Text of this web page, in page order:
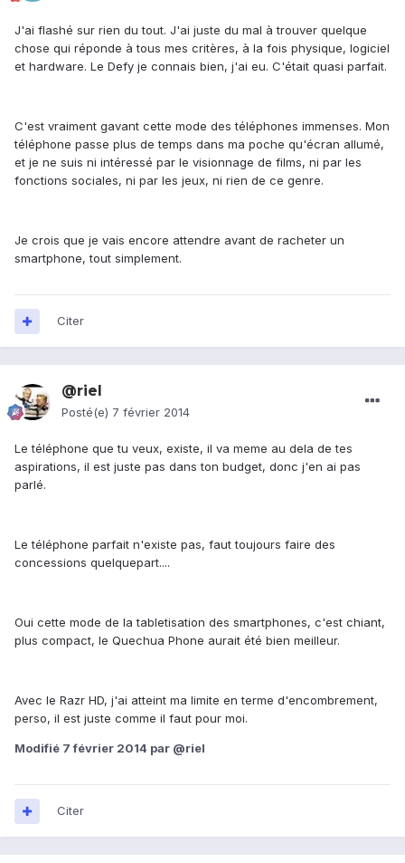
J'ai flashé sur rien du tout. J'ai juste du mal à trouver quelque
chose qui réponde à tous mes critères, à la fois physique, logiciel
et hardware. Le Defy je connais bien, j'ai eu. C'était quasi parfait.
C'est vraiment gavant cette mode des téléphones immenses. Mon
téléphone passe plus de temps dans ma poche qu'écran allumé,
et je ne suis ni intéressé par le visionnage de films, ni par les
fonctions sociales, ni par les jeux, ni rien de ce genre.
Je crois que je vais encore attendre avant de racheter un
smartphone, tout simplement.
Citer
@riel
Posté(e) 7 février 2014
Le téléphone que tu veux, existe, il va meme au dela de tes
aspirations, il est juste pas dans ton budget, donc j'en ai pas
parlé.
Le téléphone parfait n'existe pas, faut toujours faire des
concessions quelquepart....
Oui cette mode de la tabletisation des smartphones, c'est chiant,
plus compact, le Quechua Phone aurait été bien meilleur.
Avec le Razr HD, j'ai atteint ma limite en terme d'encombrement,
perso, il est juste comme il faut pour moi.
Modifié 7 février 2014 par @riel
Citer